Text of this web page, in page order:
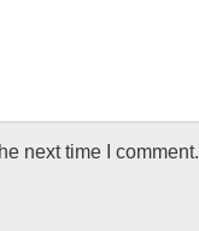
next time I comment.